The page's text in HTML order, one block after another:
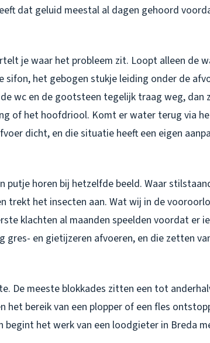
dat geluid meestal al dagen gehoord
je waar het probleem zit. Loopt alleen de
sifon, het gebogen stukje leiding onder de
wc en de gootsteen tegelijk traag weg, dan
of het hoofdriool. Komt er water terug via
dicht, en die situatie heeft een eigen
putje horen bij hetzelfde beeld. Waar
trekt het insecten aan. Wat wij in de
klachten al maanden speelden voordat er
gres- en gietijzeren afvoeren, en die zetten
De meeste blokkades zitten een tot
het bereik van een plopper of een fles
begint het werk van een loodgieter in Breda